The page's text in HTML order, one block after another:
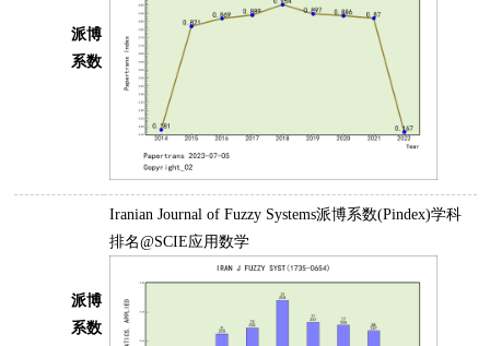
派博
系数
派博
系数
Iranian Journal of Fuzzy Systems派博系数(Pindex)学科
排名@SCIE应用数学